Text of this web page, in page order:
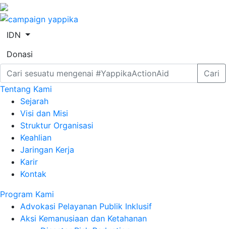
IDN
Donasi
Cari
Tentang Kami
Sejarah
Visi dan Misi
Struktur Organisasi
Keahlian
Jaringan Kerja
Karir
Kontak
Program Kami
Advokasi Pelayanan Publik Inklusif
Aksi Kemanusiaan dan Ketahanan